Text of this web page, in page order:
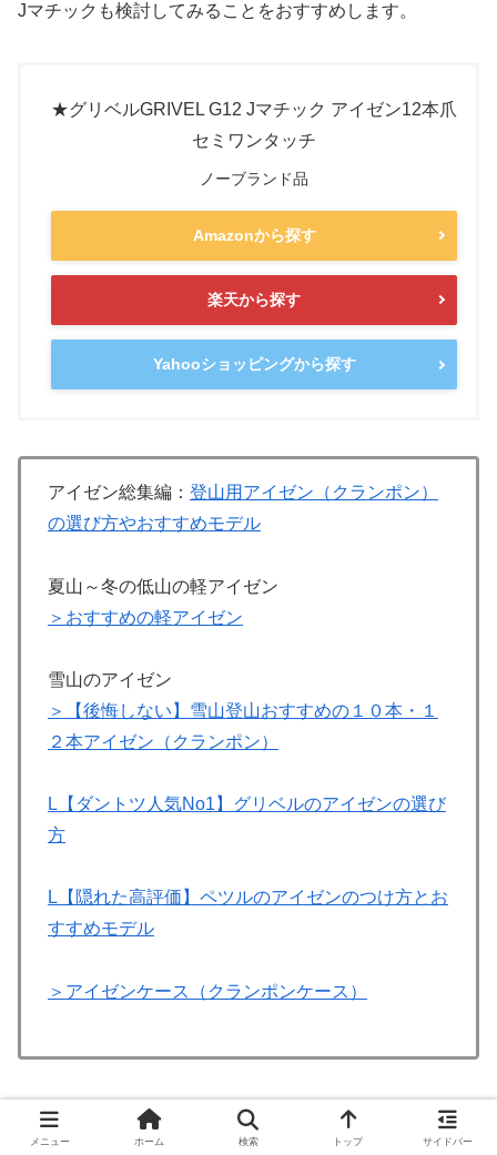
Jマチックも検討してみることをおすすめします。
★グリベルGRIVEL G12 Jマチック アイゼン12本爪
セミワンタッチ
ノーブランド品
Amazonから探す
楽天から探す
Yahooショッピングから探す
アイゼン総集編： 登山用アイゼン（クランポン）
の選び方やおすすめモデル
夏山～冬の低山の軽アイゼン
＞おすすめの軽アイゼン
雪山のアイゼン
＞【後悔しない】雪山登山おすすめの１０本・１
２本アイゼン（クランポン）
L【ダントツ人気No1】グリベルのアイゼンの選び
方
L【隠れた高評価】ペツルのアイゼンのつけ方とお
すすめモデル
＞アイゼンケース（クランポンケース）
02.雪山登山道具 02ー3.アイゼン グリベル
メニュー ホーム 検索 トップ サイドバー